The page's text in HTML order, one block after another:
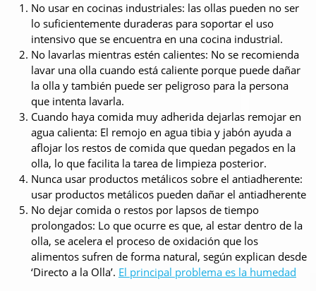
No usar en cocinas industriales: las ollas pueden no ser
lo suficientemente duraderas para soportar el uso
intensivo que se encuentra en una cocina industrial.
No lavarlas mientras estén calientes: No se recomienda
lavar una olla cuando está caliente porque puede dañar
la olla y también puede ser peligroso para la persona
que intenta lavarla.
Cuando haya comida muy adherida dejarlas remojar en
agua calienta: El remojo en agua tibia y jabón ayuda a
aflojar los restos de comida que quedan pegados en la
olla, lo que facilita la tarea de limpieza posterior.
Nunca usar productos metálicos sobre el antiadherente:
usar productos metálicos pueden dañar el antiadherente
No dejar comida o restos por lapsos de tiempo
prolongados: Lo que ocurre es que, al estar dentro de la
olla, se acelera el proceso de oxidación que los
alimentos sufren de forma natural, según explican desde
‘Directo a la Olla’. El principal problema es la humedad